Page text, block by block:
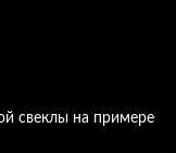
свеклы на примере